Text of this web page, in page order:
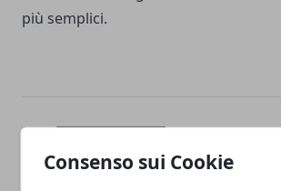
Consenso sui Cookie
più semplici.